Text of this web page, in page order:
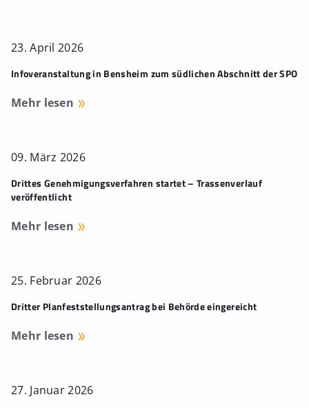
23. April 2026
Infoveranstaltung in Bensheim zum südlichen Abschnitt der SPO
Mehr lesen
09. März 2026
Drittes Genehmigungsverfahren startet – Trassenverlauf
veröffentlicht
Mehr lesen
25. Februar 2026
Dritter Planfeststellungsantrag bei Behörde eingereicht
Mehr lesen
27. Januar 2026